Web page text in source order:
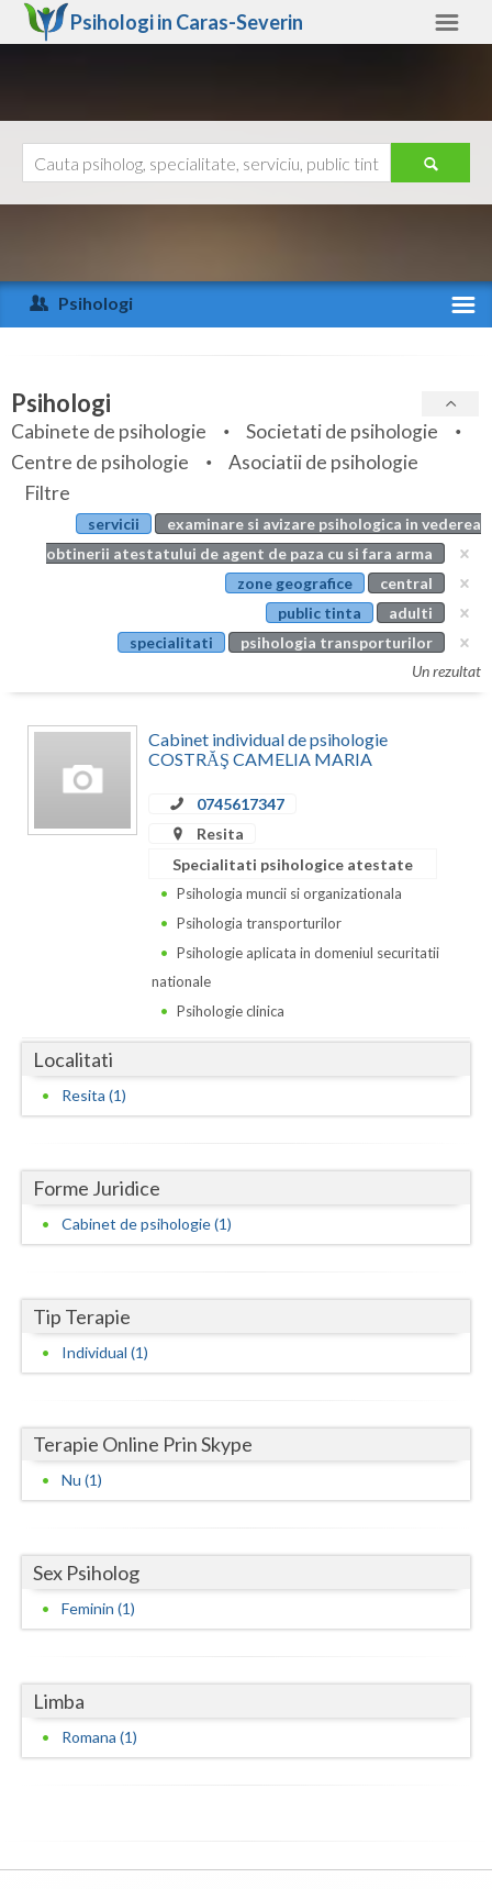
Psihologi in Caras-Severin
Arad
Arges
Bihor
Bistrita-Nasaud
Botosani
Braila
Calarasi
Caras-Severin
Giurgiu
Gorj
Hunedoara
Iasi
Ilfov
Mehedinti
Mures
Olt
Prahova
Satu-Mare
Sibiu
Timis
Ajutor
Psihologi
Specialitati
Servicii
Articole
Evenimente
Psihologi
Cabinete de psihologie
Societati de psihologie
Centre de psihologie
Asociatii de psihologie
Filtre
servicii
examinare si avizare psihologica in vederea
obtinerii atestatului de agent de paza cu si fara arma
zone geografice
central
public tinta
adulti
specialitati
psihologia transporturilor
Un rezultat
Cabinet individual de psihologie
COSTRĂŞ CAMELIA MARIA
0745617347
Resita
Specialitati psihologice atestate
Psihologia muncii si organizationala
Psihologia transporturilor
Psihologie aplicata in domeniul securitatii
nationale
Psihologie clinica
Localitati
Resita (1)
Forme Juridice
Cabinet de psihologie (1)
Tip Terapie
Individual (1)
Terapie Online Prin Skype
Nu (1)
Sex Psiholog
Feminin (1)
Limba
Romana (1)